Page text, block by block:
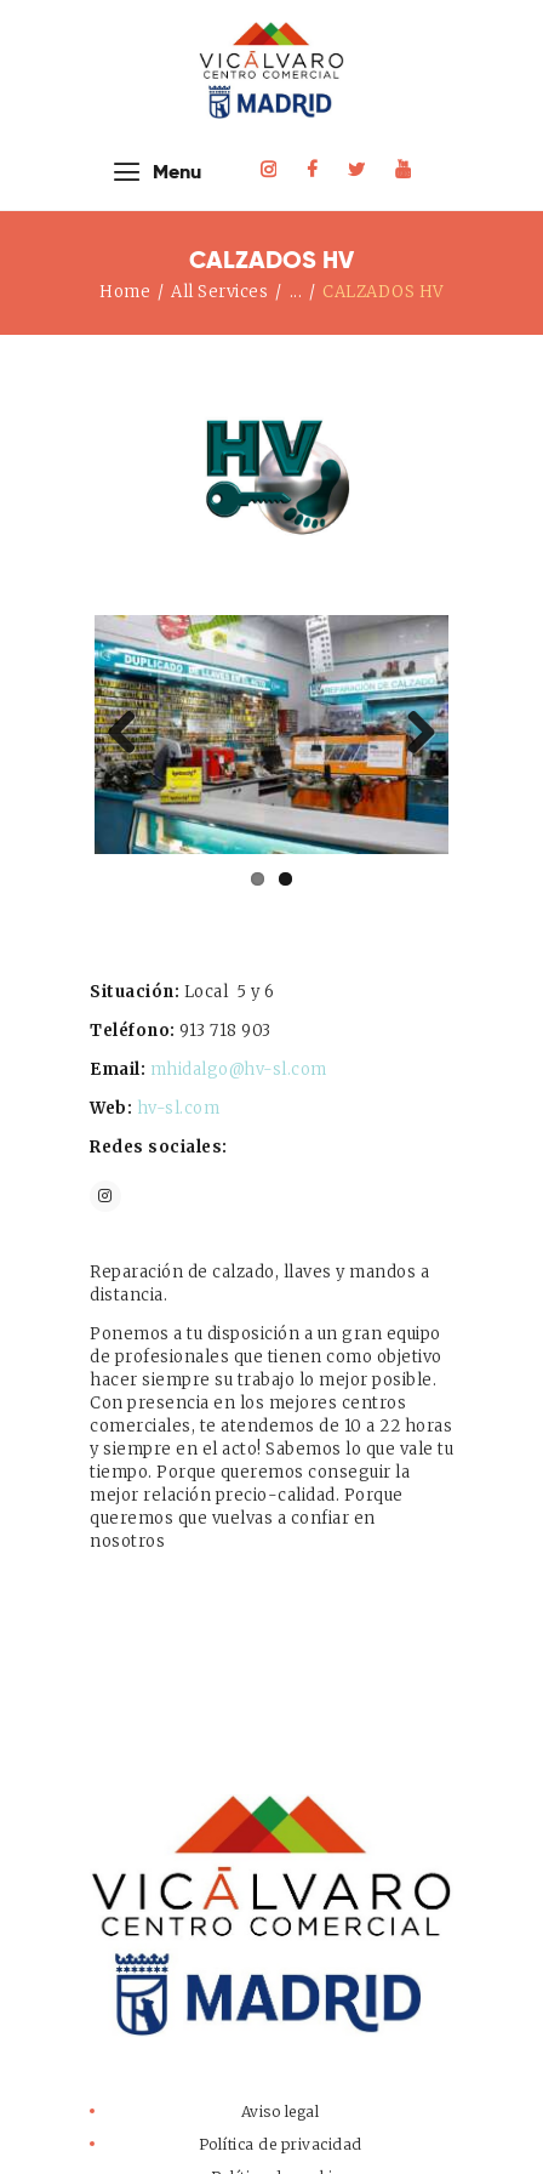
Menu
CALZADOS HV
Home All Services ... CALZADOS HV
Home
El Centro
Previ
ous
Next
Situación: Local 5 y 6
Teléfono: 913 718 903
Email: mhidalgo@hv-sl.com
Web: hv-sl.com
Redes sociales:
Reparación de calzado, llaves y mandos a
distancia.
Ponemos a tu disposición a un gran equipo
de profesionales que tienen como objetivo
hacer siempre su trabajo lo mejor posible.
Con presencia en los mejores centros
comerciales, te atendemos de 10 a 22 horas
y siempre en el acto! Sabemos lo que vale tu
tiempo. Porque queremos conseguir la
mejor relación precio-calidad. Porque
queremos que vuelvas a confiar en
nosotros
Aviso legal
Política de privacidad